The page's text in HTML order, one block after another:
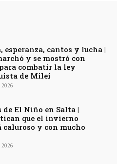
esperanza, cantos y lucha |
y se mostró con
combatir la ley
de Milei
2026
de El Niño en Salta |
que el invierno
caluroso y con mucho
2026